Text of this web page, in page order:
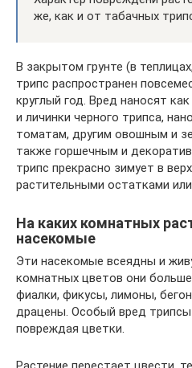
же, как и от табачных
В закрытом грунте (в
трипс распространен
круглый год. Вред наносят
и личинки черного трипса,
томатам, другим овошным и
также горшечным и
трипс прекрасно зимует в
растительными остатками
На каких комнатных
насекомые
Эти насекомые всеядны и
комнатных цветов они
фиалки, фикусы, лимоны,
драцены. Особый вред
повреждая цветки.